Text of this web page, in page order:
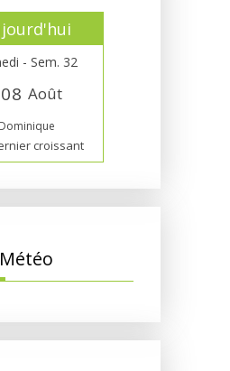
- Sem. 32
08 Août
Dominique
croissant
Météo